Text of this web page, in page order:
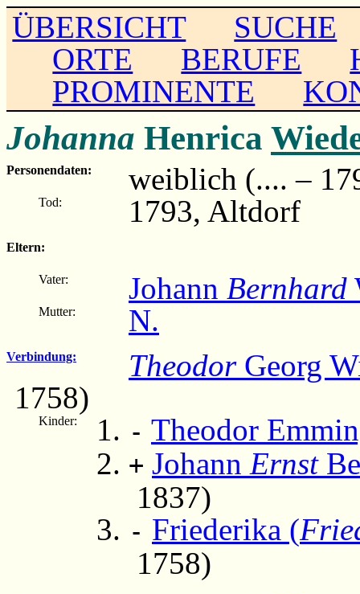
ÜBERSICHT
SUCHE
ORTE
BERUFE
PROMINENTE
Johanna Henrica
Personendaten: weiblich (.... –
Tod: 1793, Altdorf
Eltern:
Vater: Johann Bernhard
Mutter: N.
Verbindung: TheodorGeorg
1758)
Kinder: - Theodor
+ Johann Ernst
1837)
- Friederika (
1758)